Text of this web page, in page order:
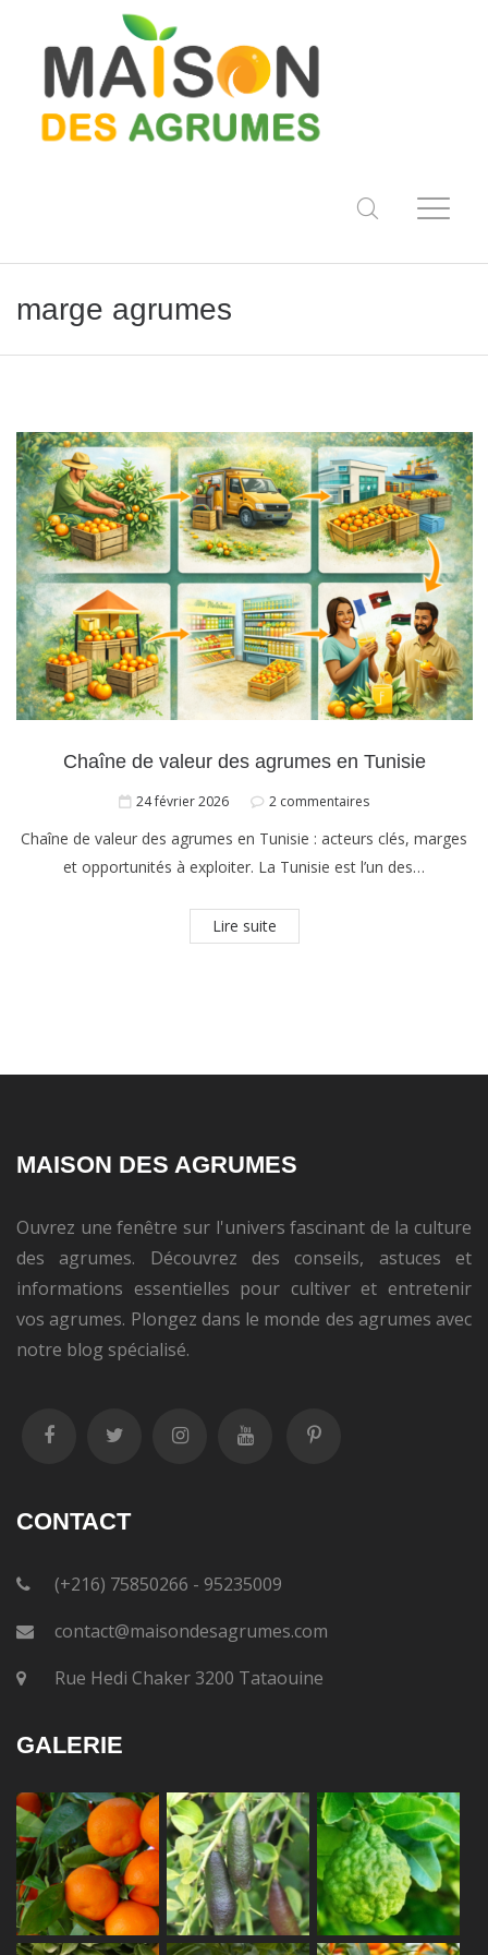
marge agrumes
Chaîne de valeur des agrumes en Tunisie
24 février 2026 2 commentaires
Chaîne de valeur des agrumes en Tunisie : acteurs clés, marges
et opportunités à exploiter. La Tunisie est l’un des…
Lire suite
MAISON DES AGRUMES
Ouvrez une fenêtre sur l'univers fascinant de la culture
des agrumes. Découvrez des conseils, astuces et
informations essentielles pour cultiver et entretenir
vos agrumes. Plongez dans le monde des agrumes avec
notre blog spécialisé.
CONTACT
(+216) 75850266 - 95235009
contact@maisondesagrumes.com
Rue Hedi Chaker 3200 Tataouine
GALERIE